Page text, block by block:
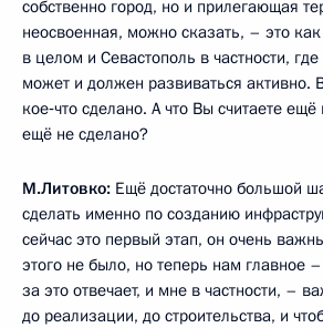
собственно город, но и прилегающая
неосвоенная, можно сказать, – это
в целом и Севастополь в частности,
может и должен развиваться активно.
кое‑что сделано. А что Вы считаете
ещё не сделано?
М.Литовко: Ещё достаточно большой
сделать именно по созданию
сейчас это первый этап, он очень
этого не было, но теперь нам главное
за это отвечает, и мне в частности, –
до реализации, до строительства, и